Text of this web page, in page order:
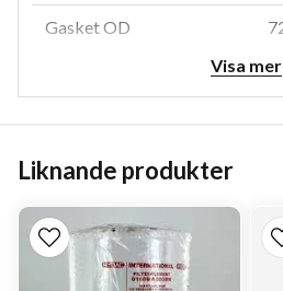
Gasket OD
Efficiency Test Std
Emulsified H2O
Efficiency
Collapse Burst
Visa mer
Liknande produkter